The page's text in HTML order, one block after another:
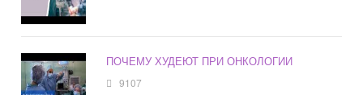
ПОЧЕМУ ХУДЕЮТ ПРИ ОНКОЛОГИИ
9107